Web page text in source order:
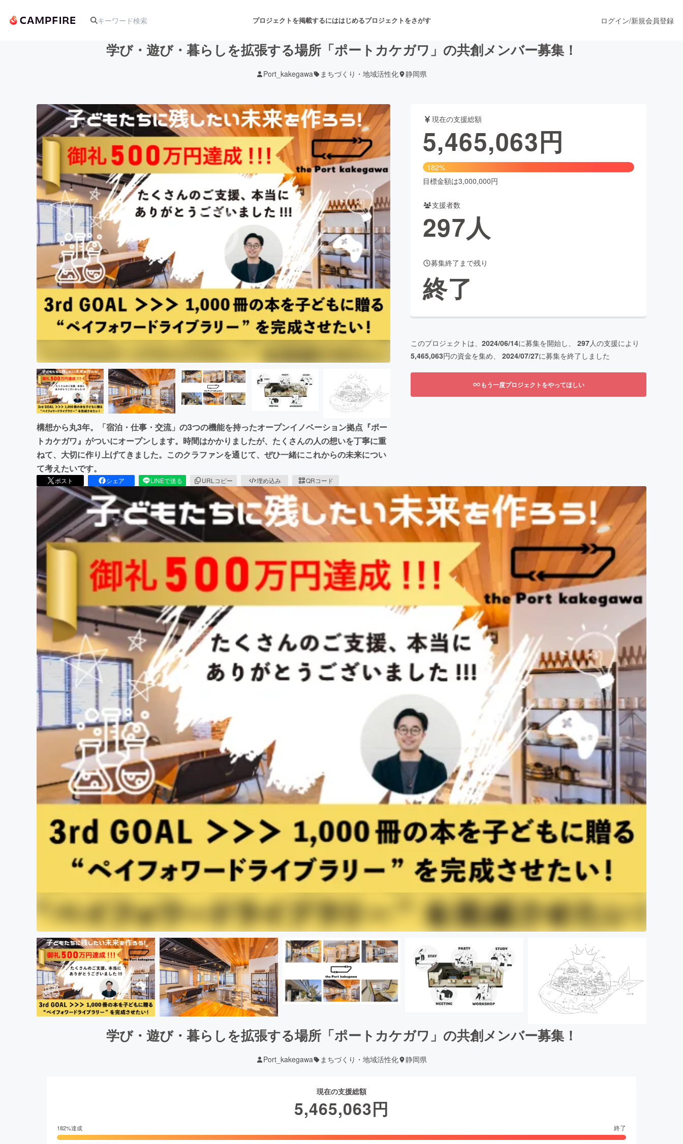
プロジェクトを掲載するにははじめるプロジェクトをさがす
アート・写真 音楽 舞台・パフォーマンス
テクノロジー・ガジェット ゲーム・サービス開発 フード・飲食店 ファッション
映像・映画 書籍・雑誌出版 アニメ・漫画
ビジネス・起業 チャレンジ ビューティー・ヘルスケア
まちづくり・地域活性化
CAMPFIRE for Social GoodCAMPFIRE Creation
CAMPFIREふるさと納税machi-ya コミュニティ
ログイン/新規会員登録
学び・遊び・暮らしを拡張する場所「ポートカケガワ」の共創メンバー募集！
Port_kakegawa まちづくり・地域活性化 静岡県
構想から丸3年。「宿泊・仕事・交流」の3つの機能を持ったオープンイノベーション拠点『ポー
トカケガワ』がついにオープンします。時間はかかりましたが、たくさんの人の想いを丁寧に重
ねて、大切に作り上げてきました。このクラファンを通じて、ぜひ一緒にこれからの未来につい
て考えたいです。
ポスト シェア LINEで送る URLコピー 埋め込み QRコード
現在の支援総額
5,465,063円
182%
目標金額は3,000,000円
支援者数
297人
募集終了まで残り
終了
このプロジェクトは、 2024/06/14に募集を開始し、 297人の支援により
5,465,063円の資金を集め、 2024/07/27に募集を終了しました
もう一度プロジェクトをやってほしい
学び・遊び・暮らしを拡張する場所「ポートカケガワ」の共創メンバー募集！
Port_kakegawa まちづくり・地域活性化 静岡県
現在の支援総額
5,465,063円
182%達成 終了